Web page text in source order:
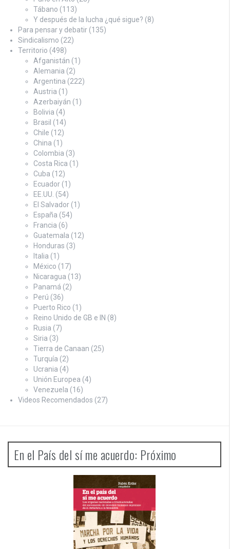
Tábano (113)
Y después de la lucha ¿qué sigue? (8)
Para pensar y debatir (135)
Sindicalismo (22)
Territorio (498)
Afganistán (1)
Alemania (2)
Argentina (222)
Austria (1)
Azerbaiyán (1)
Bolivia (4)
Brasil (14)
Chile (12)
China (1)
Colombia (3)
Costa Rica (1)
Cuba (12)
Ecuador (1)
EE.UU. (54)
El Salvador (1)
España (54)
Francia (6)
Guatemala (12)
Honduras (3)
Italia (1)
México (17)
Nicaragua (13)
Panamá (2)
Perú (36)
Puerto Rico (1)
Reino Unido de GB e IN (8)
Rusia (7)
Siria (3)
Tierra de Canaan (25)
Turquía (2)
Ucrania (4)
Unión Europea (4)
Venezuela (16)
Videos Recomendados (27)
En el País del sí me acuerdo: Próximo